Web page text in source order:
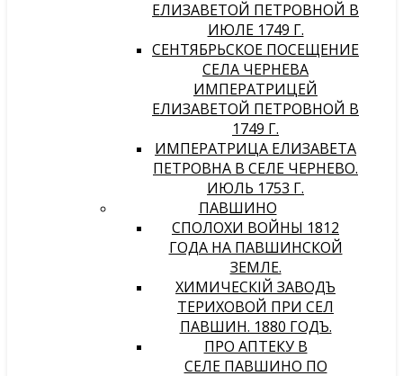
ЕЛИЗАВЕТОЙ ПЕТРОВНОЙ В
ИЮЛЕ 1749 Г.
СЕНТЯБРЬСКОЕ ПОСЕЩЕНИЕ
СЕЛА ЧЕРНЕВА
ИМПЕРАТРИЦЕЙ
ЕЛИЗАВЕТОЙ ПЕТРОВНОЙ В
1749 Г.
ИМПЕРАТРИЦА ЕЛИЗАВЕТА
ПЕТРОВНА В СЕЛЕ ЧЕРНЕВО.
ИЮЛЬ 1753 Г.
ПАВШИНО
СПОЛОХИ ВОЙНЫ 1812
ГОДА НА ПАВШИНСКОЙ
ЗЕМЛЕ.
ХИМИЧЕСКIЙ ЗАВОДЪ
ТЕРИХОВОЙ ПРИ СЕЛѢ
ПАВШИНѢ. 1880 ГОДЪ.
ПРО АПТЕКУ В
СЕЛЕ ПАВШИНО ПО